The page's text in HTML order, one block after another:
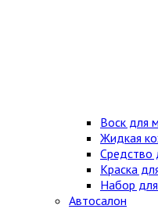
Воск для
Жидкая
Средство
Краска
Набор
Автосалон